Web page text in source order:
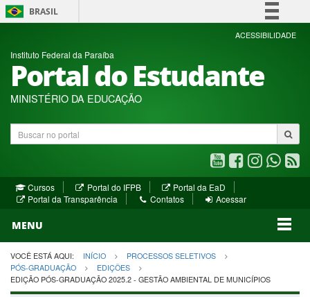
BRASIL
Simplifique!
Participe
ACESSIBILIDADE
Instituto Federal da Paraíba
Portal do Estudante
MINISTÉRIO DA EDUCAÇÃO
Buscar
no
Youtube
(abre
em
Facebook
(abre
Instagram
(abre
janela)
(abre
janela)
Cursos Portal do IFPB(abre
em
Portal da EaD
em
Portal da Transparência Contatos Acessar
MENU
VOCÊ ESTÁ AQUI: INÍCIO
PROCESSOS SELETIVOS
PÓS-GRADUAÇÃO
EDIÇÕES
EDIÇÃO PÓS-GRADUAÇÃO 2025.2 - GESTÃO AMBIENTAL DE MUNICÍPIOS